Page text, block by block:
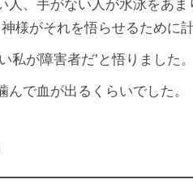
、手がない人が水泳をあま
様がそれを悟らせるために
が障害者だ’と悟りました。
で血が出るくらいでした。